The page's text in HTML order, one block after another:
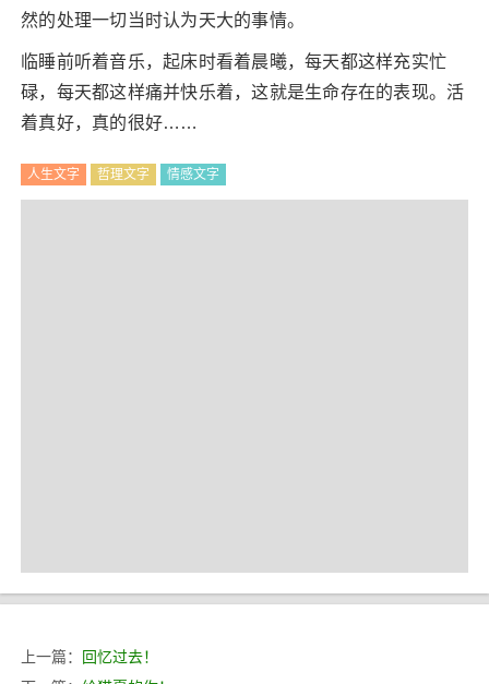
然的处理一切当时认为天大的事情。
临睡前听着音乐，起床时看着晨曦，每天都这样充实忙
碌，每天都这样痛并快乐着，这就是生命存在的表现。活
着真好，真的很好……
人生文字 哲理文字 情感文字
上一篇：
回忆过去！